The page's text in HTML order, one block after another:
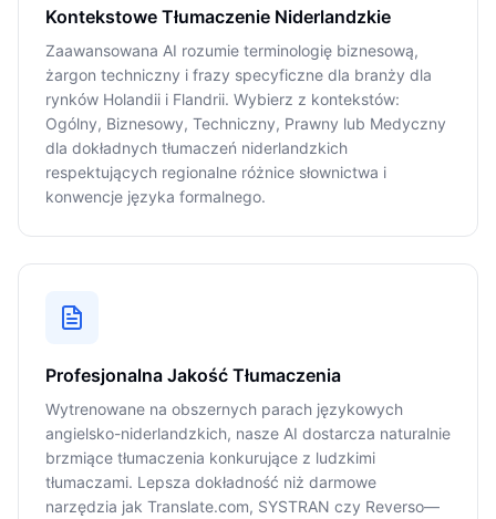
Kontekstowe Tłumaczenie Niderlandzkie
Zaawansowana AI rozumie terminologię biznesową,
żargon techniczny i frazy specyficzne dla branży dla
rynków Holandii i Flandrii. Wybierz z kontekstów:
Ogólny, Biznesowy, Techniczny, Prawny lub Medyczny
dla dokładnych tłumaczeń niderlandzkich
respektujących regionalne różnice słownictwa i
konwencje języka formalnego.
Profesjonalna Jakość Tłumaczenia
Wytrenowane na obszernych parach językowych
angielsko-niderlandzkich, nasze AI dostarcza naturalnie
brzmiące tłumaczenia konkurujące z ludzkimi
tłumaczami. Lepsza dokładność niż darmowe
narzędzia jak Translate.com, SYSTRAN czy Reverso—